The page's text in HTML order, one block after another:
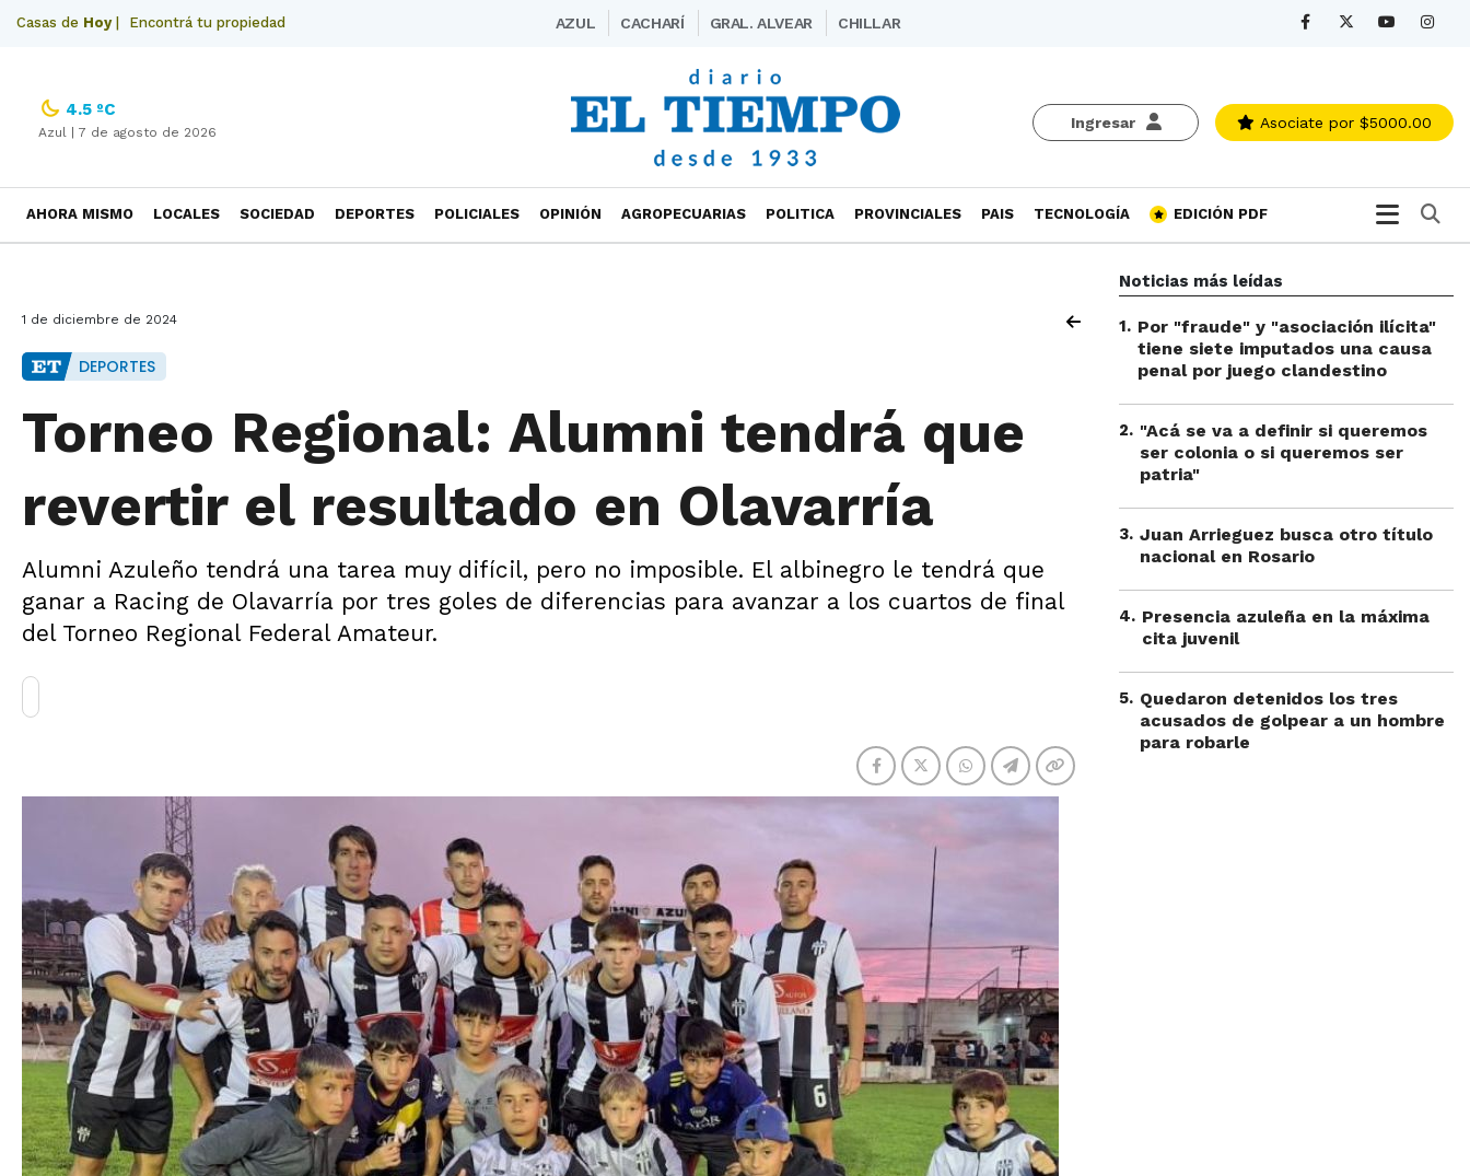
Casas de Hoy| Encontrá tu propiedad AZUL CACHARÍ GRAL. ALVEAR CHILLAR
Ingresar Asociate por $5000.00
4.5 ºC
Azul | 7 de agosto de 2026
AHORA MISMO LOCALES SOCIEDAD DEPORTES POLICIALES OPINIÓN AGROPECUARIAS POLITICA PROVINCIALES PAIS TECNOLOGÍA EDICIÓN PDF
1 de diciembre de 2024
DEPORTES
Torneo Regional: Alumni tendrá que
revertir el resultado en Olavarría
Alumni Azuleño tendrá una tarea muy difícil, pero no imposible. El albinegro le tendrá que
ganar a Racing de Olavarría por tres goles de diferencias para avanzar a los cuartos de final
del Torneo Regional Federal Amateur.
Noticias más leídas
1. Por "fraude" y "asociación ilícita"
tiene siete imputados una causa
penal por juego clandestino
2. "Acá se va a definir si queremos
ser colonia o si queremos ser
patria"
3. Juan Arrieguez busca otro título
nacional en Rosario
4. Presencia azuleña en la máxima
cita juvenil
5. Quedaron detenidos los tres
acusados de golpear a un hombre
para robarle